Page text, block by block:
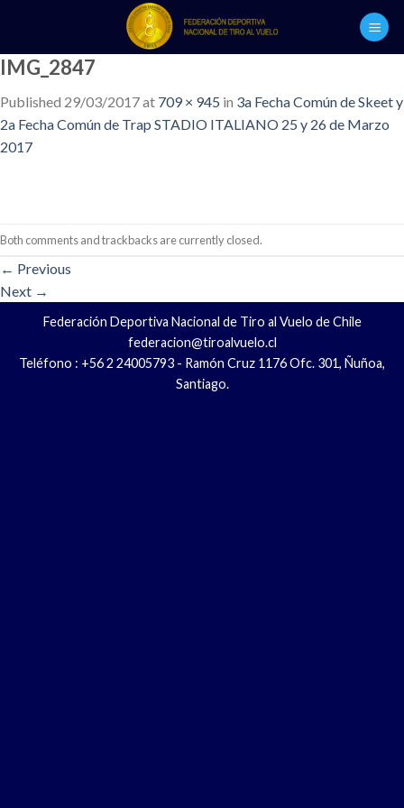
content
IMG_2847
Published 29/03/2017at 709 × 945 in 3a Fecha Común de Skeet y
2a Fecha Común de Trap STADIO ITALIANO 25 y 26 de Marzo
2017
Both comments and trackbacks are currently closed.
← Previous
Next →
Federación Deportiva Nacional de Tiro al Vuelo de Chile
federacion@tiroalvuelo.cl
Teléfono : +56 2 24005793 - Ramón Cruz 1176 Ofc. 301, Ñuñoa,
Santiago.